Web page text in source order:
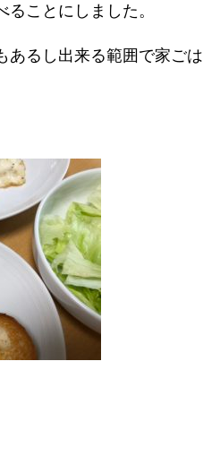
ことにしました。
あるし出来る範囲で家ごは